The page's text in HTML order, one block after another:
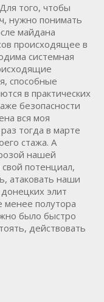
того, чтобы
нужно понимать
майдана
происходящее в
системная
способные
в практических
безопасности
вся моя
тогда в марте
стажа. А
нашей
свой потенциал,
атаковать наши
элит
менее полутора
было быстро
действовать